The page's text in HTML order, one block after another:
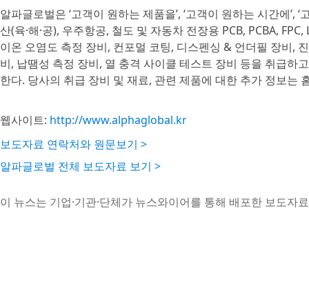
알파글로벌은 ‘고객이 원하는 제품을’, ‘고객이 원하는 시간에
산(육·해·공), 우주항공, 철도 및 자동차 전장용 PCB, PCBA,
이온 오염도 측정 장비, 컨포멀 코팅, 디스펜싱 & 언더필 장비,
비, 납땜성 측정 장비, 열 충격 사이클 테스트 장비 등을 취급하
한다. 당사의 취급 장비 및 재료, 관련 제품에 대한 추가 정보는
웹사이트: http://www.alphaglobal.kr
보도자료 연락처와 원문보기 >
알파글로벌 전체 보도자료 보기 >
이 뉴스는 기업·기관·단체가 뉴스와이어를 통해 배포한 보도자